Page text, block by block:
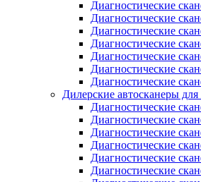
Диагностические
Диагностические
Диагностические
Диагностические
Диагностические
Диагностические
Диагностические
Дилерские автосканеры
Диагностические
Диагностические
Диагностические
Диагностические
Диагностические
Диагностические